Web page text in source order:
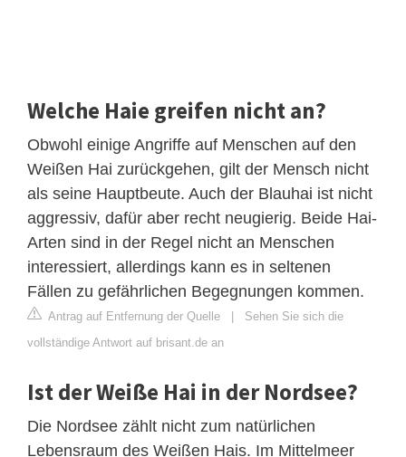
Welche Haie greifen nicht an?
Obwohl einige Angriffe auf Menschen auf den
Weißen Hai zurückgehen, gilt der Mensch nicht
als seine Hauptbeute. Auch der Blauhai ist nicht
aggressiv, dafür aber recht neugierig. Beide Hai-
Arten sind in der Regel nicht an Menschen
interessiert, allerdings kann es in seltenen
Fällen zu gefährlichen Begegnungen kommen.
Antrag auf Entfernung der Quelle | Sehen Sie sich die
vollständige Antwort auf brisant.de an
Ist der Weiße Hai in der Nordsee?
Die Nordsee zählt nicht zum natürlichen
Lebensraum des Weißen Hais. Im Mittelmeer